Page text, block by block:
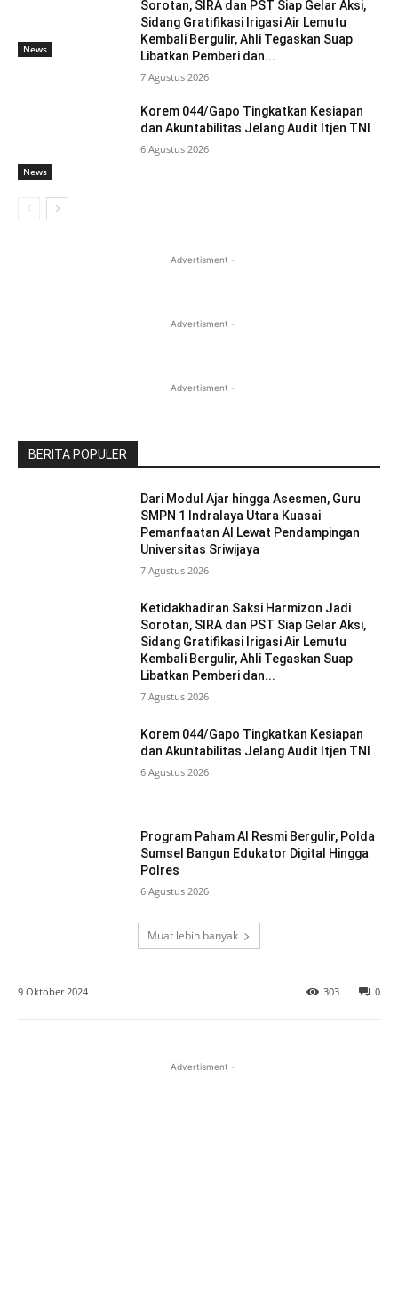
News
Sorotan, SIRA dan PST Siap Gelar Aksi,
Sidang Gratifikasi Irigasi Air Lemutu
Kembali Bergulir, Ahli Tegaskan Suap
Libatkan Pemberi dan...
7 Agustus 2026
News
Korem 044/Gapo Tingkatkan Kesiapan
dan Akuntabilitas Jelang Audit Itjen TNI
6 Agustus 2026
- Advertisment -
- Advertisment -
- Advertisment -
BERITA POPULER
Dari Modul Ajar hingga Asesmen, Guru
SMPN 1 Indralaya Utara Kuasai
Pemanfaatan AI Lewat Pendampingan
Universitas Sriwijaya
7 Agustus 2026
Ketidakhadiran Saksi Harmizon Jadi
Sorotan, SIRA dan PST Siap Gelar Aksi,
Sidang Gratifikasi Irigasi Air Lemutu
Kembali Bergulir, Ahli Tegaskan Suap
Libatkan Pemberi dan...
7 Agustus 2026
Korem 044/Gapo Tingkatkan Kesiapan
dan Akuntabilitas Jelang Audit Itjen TNI
6 Agustus 2026
Program Paham AI Resmi Bergulir, Polda
Sumsel Bangun Edukator Digital Hingga
Polres
6 Agustus 2026
Muat lebih banyak
9 Oktober 2024 0
303
- Advertisment -